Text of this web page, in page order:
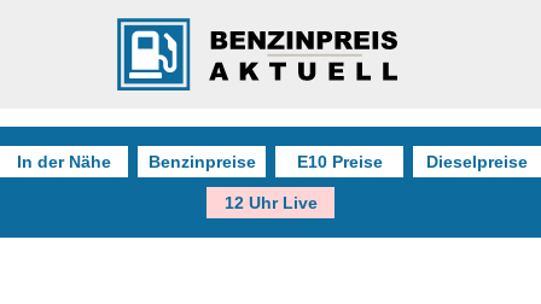
In der Nähe Benzinpreise E10 Preise Dieselpreise
12 Uhr Live